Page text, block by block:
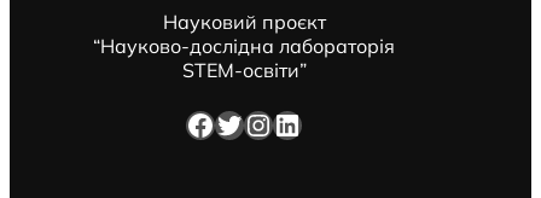
Науковий проєкт
“Науково-дослідна лабораторія
STEM-освіти”
Facebook Twitter InstagramLinkedIn